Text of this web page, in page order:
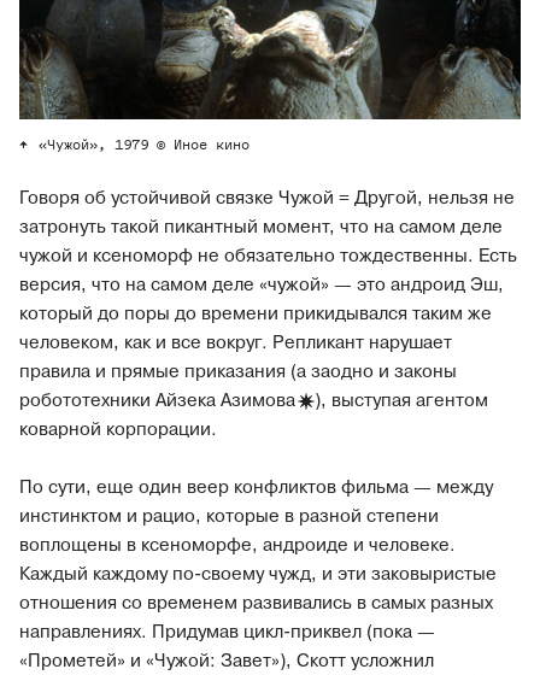
«Чужой», 1979 © Иное кино
Говоря об устойчивой связке Чужой = Другой, нельзя не
затронуть такой пикантный момент, что на самом деле
чужой и ксеноморф не обязательно тождественны. Есть
версия, что на самом деле «чужой» — это андроид Эш,
который до поры до времени прикидывался таким же
человеком, как и все вокруг. Репликант нарушает
правила и прямые приказания (а заодно и законы
робототехники АйзекаАзимова
), выступая агентом
коварной корпорации.
По сути, еще один веер конфликтов фильма — между
инстинктом и рацио, которые в разной степени
воплощены в ксеноморфе, андроиде и человеке.
Каждый каждому по-своему чужд, и эти заковыристые
отношения со временем развивались в самых разных
направлениях. Придумав цикл-приквел (пока —
«Прометей» и «Чужой: Завет»), Скотт усложнил